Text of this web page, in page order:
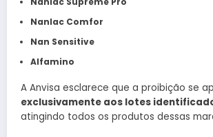
Nanlac Comfor
Nan Sensitive
Alfamino
A Anvisa esclarece que a proibição se
exclusivamente aos lotes
atingindo todos os produtos dessas